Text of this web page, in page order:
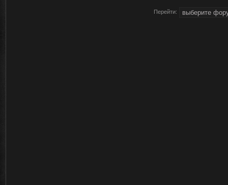
Перейти: